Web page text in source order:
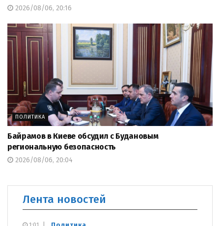
2026/08/06, 20:16
ПОЛИТИКА
Байрамов в Киеве обсудил с Будановым
региональную безопасность
2026/08/06, 20:04
Лента новостей